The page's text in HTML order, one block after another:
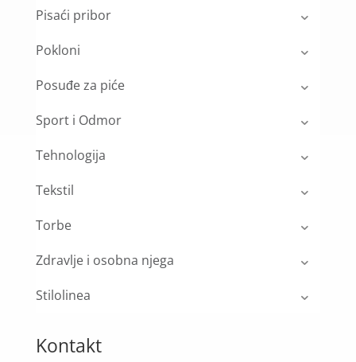
Pisaći pribor
Pokloni
Posuđe za piće
Sport i Odmor
Tehnologija
Tekstil
Torbe
Zdravlje i osobna njega
Stilolinea
Kontakt